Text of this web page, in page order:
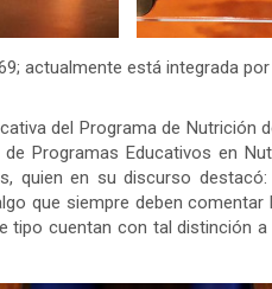
actualmente está integrada
del Programa de Nutrición
Programas Educativos en
quien en su discurso
que siempre deben
cuentan con tal distinción